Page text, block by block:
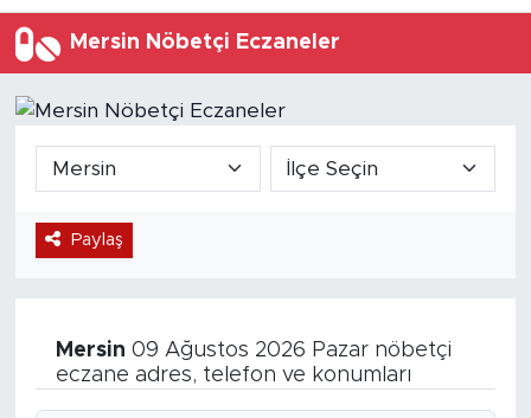
Mersin Nöbetçi Eczaneler
Paylaş
Mersin 09 Ağustos 2026 Pazar nöbetçi
eczane adres, telefon ve konumları
Süper Lig Puan Durumu ve Fikstür
Tüm Manşetler
Haber Arşivi